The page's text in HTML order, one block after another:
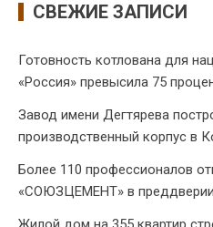
СВЕЖИЕ ЗАПИСИ
Готовность котлована для
«Россия» превысила 75
Завод имени Дегтярева
производственный корпус в
Более 110 профессионалов
«СОЮЗЦЕМЕНТ» в преддверии